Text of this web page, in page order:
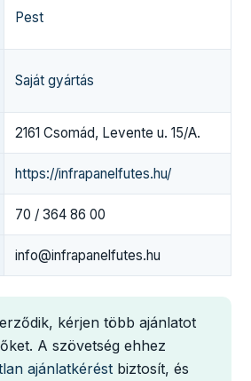
Pest
Saját gyártás
2161 Csomád, Levente u. 15/A.
https://infrapanelfutes.hu/
70 / 364 86 00
info@infrapanelfutes.hu
kérjen több ajánlatot
A szövetség ehhez
ajánlatkérést biztosít, és